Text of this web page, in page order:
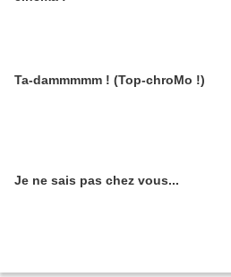
Ta-dammmmm ! (Top-chroMo !)
Je ne sais pas chez vous...